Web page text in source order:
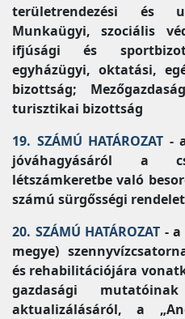
területrendezési és
Munkaügyi, szociális
ifjúsági és
egyházügyi, oktatási,
bizottság;
turisztikai bizottság
19. SZÁMÚ HATÁROZAT -
jóváhagyásáról a
létszámkeretbe való
számú sürgősségi
20. SZÁMÚ HATÁROZAT -
megye)
és rehabilitációjára
gazdasági
aktualizálásáról, a